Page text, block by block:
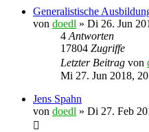
Generalistische
von doedl » Di 26. Jun
4 Antworten
17804 Zugriffe
Letzter Beitrag von
Mi 27. Jun 2018,
Jens Spahn
von doedl » Di 27. Feb